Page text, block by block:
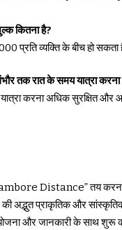
कितना है?
प्रति व्यक्ति के बीच हो सकता
तक रात के समय यात्रा करना
करना अधिक सुरक्षित और
Distance” तय
अद्भुत प्राकृतिक और
योजना और जानकारी के साथ